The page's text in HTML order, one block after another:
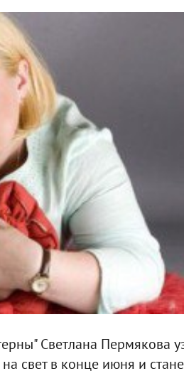
Светлана Пермякова
свет в конце июня и